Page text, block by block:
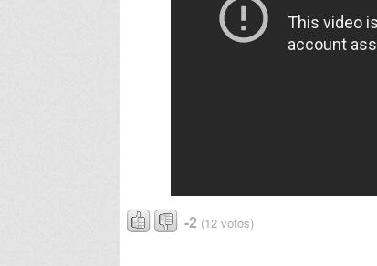
-2 (12 votos)